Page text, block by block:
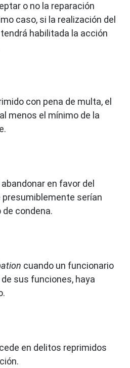
o no la reparación
caso, si la realización del
habilitada la acción
con pena de multa, el
menos el mínimo de la
en favor del
presumiblemente serían
condena.
cuando un funcionario
sus funciones, haya
en delitos reprimidos